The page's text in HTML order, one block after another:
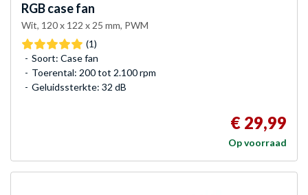
RGB case fan
Wit, 120 x 122 x 25 mm, PWM
(1)
Soort: Case fan
Toerental: 200 tot 2.100 rpm
Geluidssterkte: 32 dB
€ 29,99
Op voorraad